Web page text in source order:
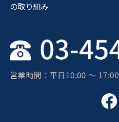
の取り組み
営業時間：平日10:00 〜 17:00